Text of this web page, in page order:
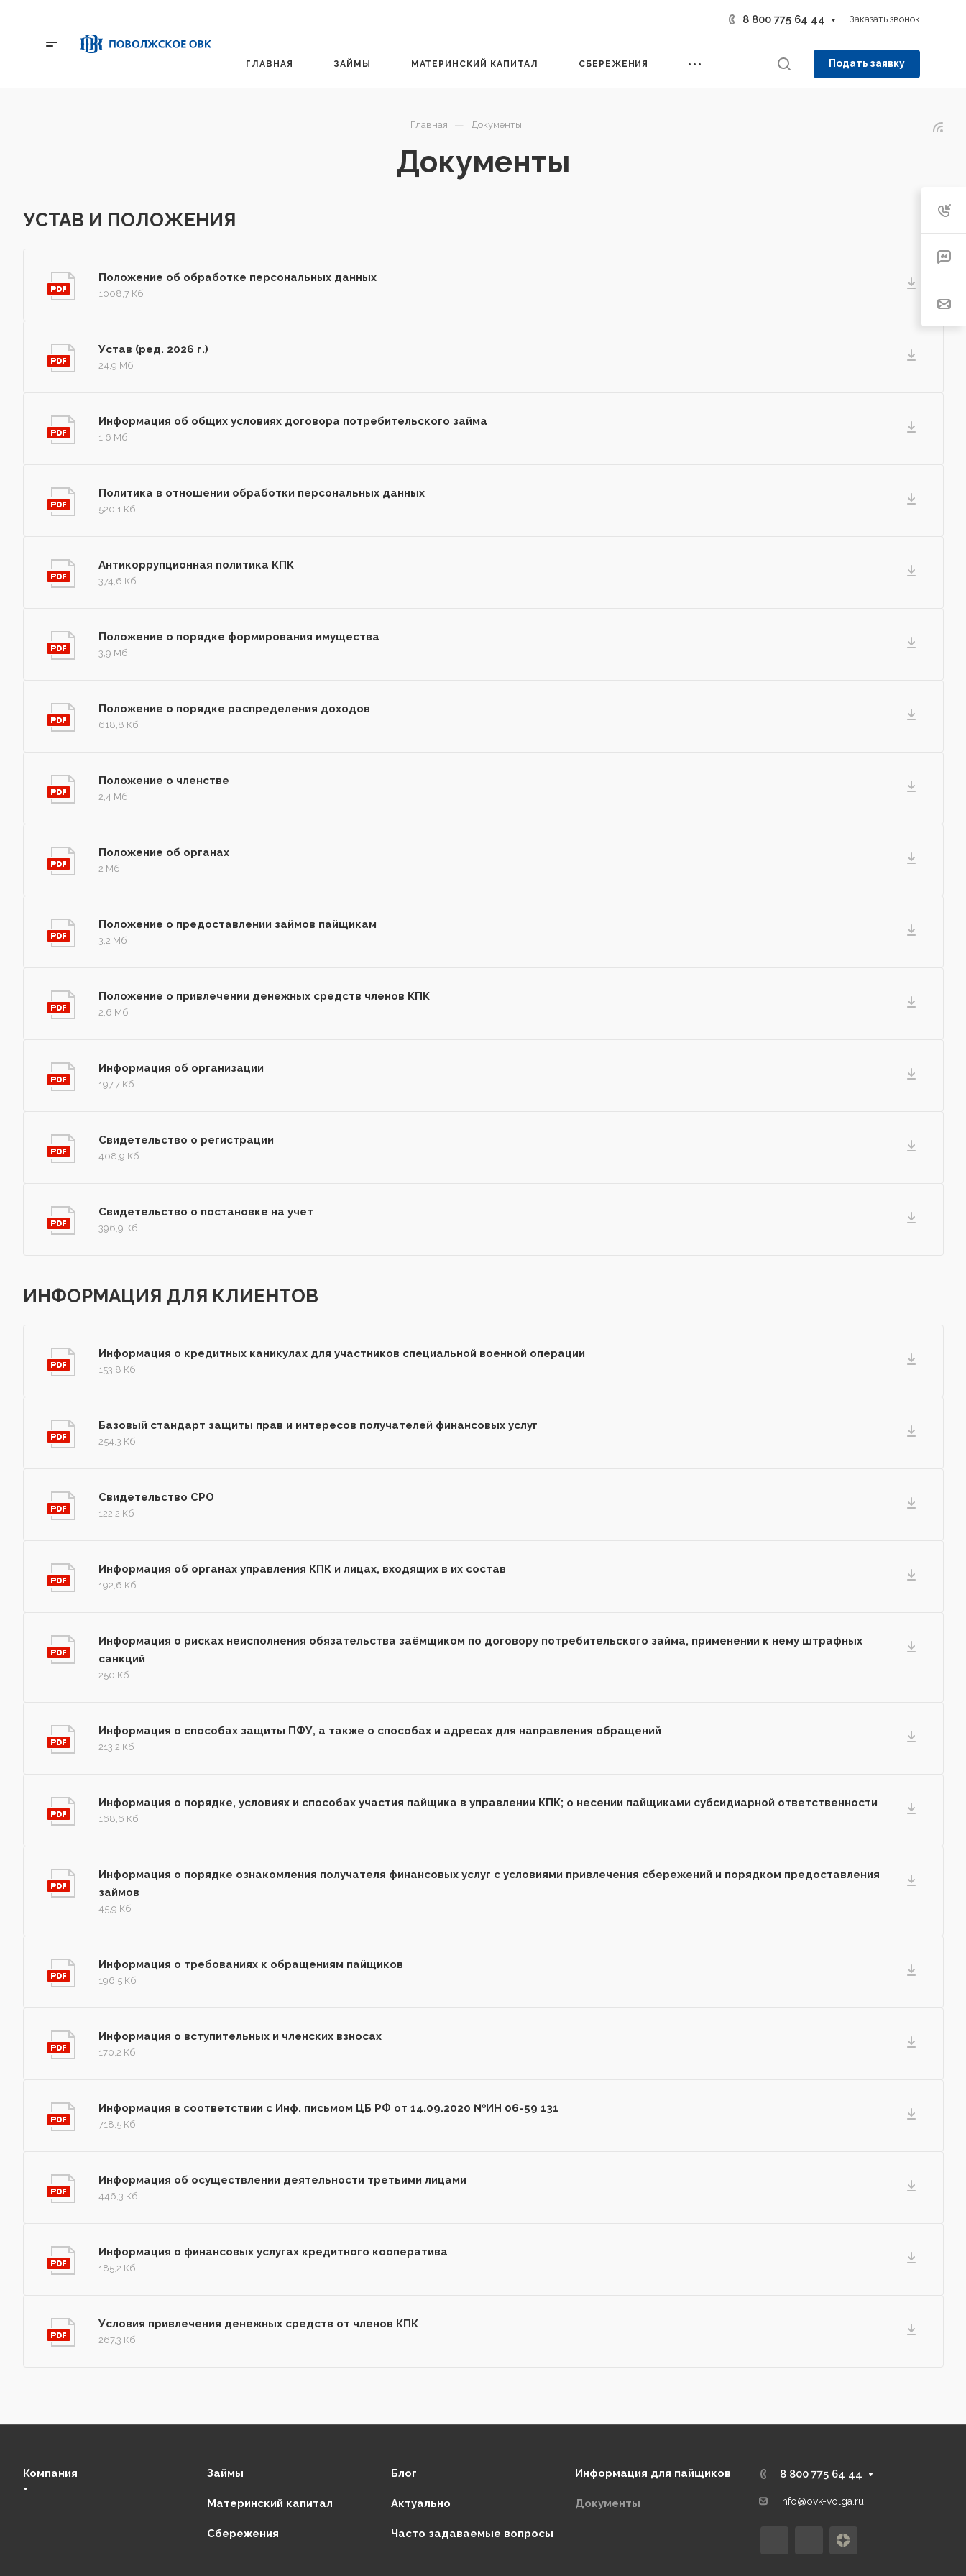
8 800 775 64 44 Заказать звонок
ГЛАВНАЯ ЗАЙМЫ МАТЕРИНСКИЙ КАПИТАЛ СБЕРЕЖЕНИЯ Подать заявку
Главная — Документы
Документы
УСТАВ И ПОЛОЖЕНИЯ
Положение об обработке персональных данных
1008,7 Кб
Устав (ред. 2026 г.)
24,9 Мб
Информация об общих условиях договора потребительского займа
1,6 Мб
Политика в отношении обработки персональных данных
520,1 Кб
Антикоррупционная политика КПК
374,6 Кб
Положение о порядке формирования имущества
3,9 Мб
Положение о порядке распределения доходов
618,8 Кб
Положение о членстве
2,4 Мб
Положение об органах
2 Мб
Положение о предоставлении займов пайщикам
3,2 Мб
Положение о привлечении денежных средств членов КПК
2,6 Мб
Информация об организации
197,7 Кб
Свидетельство о регистрации
408,9 Кб
Свидетельство о постановке на учет
396,9 Кб
ИНФОРМАЦИЯ ДЛЯ КЛИЕНТОВ
Информация о кредитных каникулах для участников специальной военной операции
153,8 Кб
Базовый стандарт защиты прав и интересов получателей финансовых услуг
254,3 Кб
Свидетельство СРО
122,2 Кб
Информация об органах управления КПК и лицах, входящих в их состав
192,6 Кб
Информация о рисках неисполнения обязательства заёмщиком по договору потребительского займа, применении к нему штрафных
санкций
250 Кб
Информация о способах защиты ПФУ, а также о способах и адресах для направления обращений
213,2 Кб
Информация о порядке, условиях и способах участия пайщика в управлении КПК; о несении пайщиками субсидиарной ответственности
168,6 Кб
Информация о порядке ознакомления получателя финансовых услуг с условиями привлечения сбережений и порядком предоставления
займов
45,9 Кб
Информация о требованиях к обращениям пайщиков
196,5 Кб
Информация о вступительных и членских взносах
170,2 Кб
Информация в соответствии с Инф. письмом ЦБ РФ от 14.09.2020 №ИН 06-59 131
718,5 Кб
Информация об осуществлении деятельности третьими лицами
446,3 Кб
Информация о финансовых услугах кредитного кооператива
185,2 Кб
Условия привлечения денежных средств от членов КПК
267,3 Кб
Компания Займы
Материнский капитал
Сбережения
Блог
Актуально
Часто задаваемые вопросы
Информация для пайщиков
Документы
8 800 775 64 44
info@ovk-volga.ru